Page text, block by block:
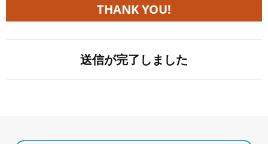
THANK YOU!
送信が完了しました